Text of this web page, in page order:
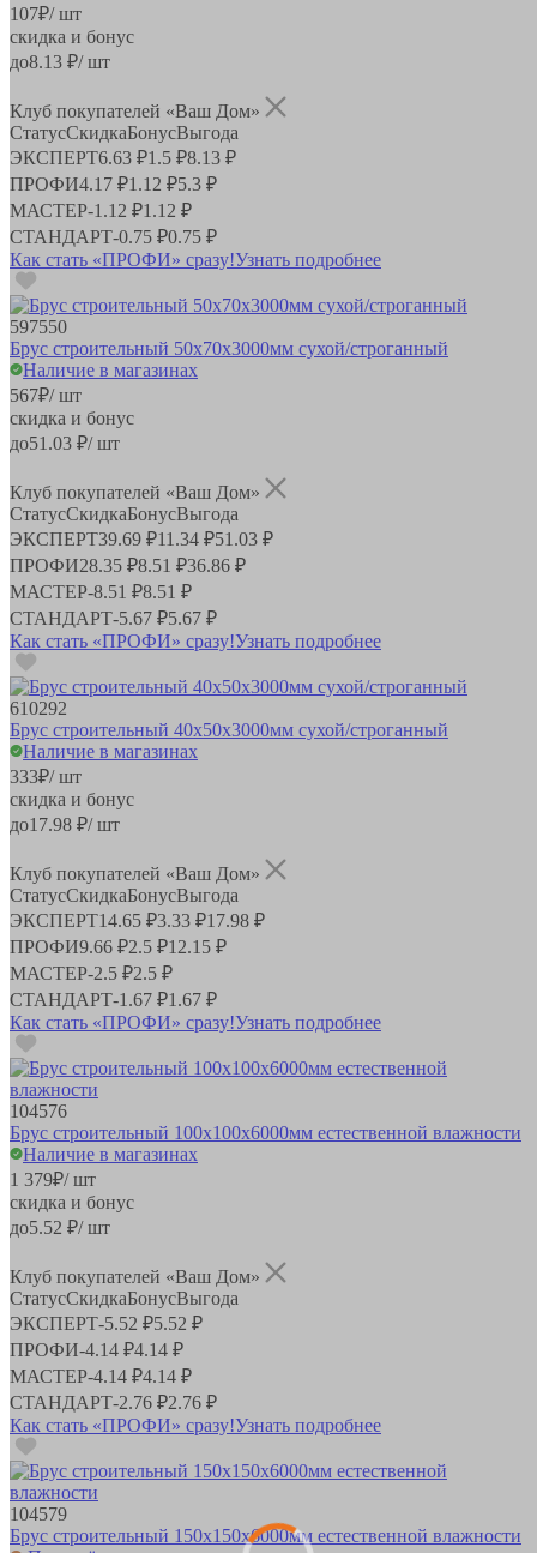
107₽/ шт
скидка и бонус
до8.13 ₽/ шт
Клуб покупателей «Ваш Дом»
СтатусСкидкаБонусВыгода
ЭКСПЕРТ6.63 ₽1.5 ₽8.13 ₽
ПРОФИ4.17 ₽1.12 ₽5.3 ₽
МАСТЕР-1.12 ₽1.12 ₽
СТАНДАРТ-0.75 ₽0.75 ₽
Как стать «ПРОФИ» сразу!Узнать подробнее
597550
Брус строительный 50х70х3000мм сухой/строганный
Наличие в магазинах
567₽/ шт
скидка и бонус
до51.03 ₽/ шт
Клуб покупателей «Ваш Дом»
СтатусСкидкаБонусВыгода
ЭКСПЕРТ39.69 ₽11.34 ₽51.03 ₽
ПРОФИ28.35 ₽8.51 ₽36.86 ₽
МАСТЕР-8.51 ₽8.51 ₽
СТАНДАРТ-5.67 ₽5.67 ₽
Как стать «ПРОФИ» сразу!Узнать подробнее
610292
Брус строительный 40х50х3000мм сухой/строганный
Наличие в магазинах
333₽/ шт
скидка и бонус
до17.98 ₽/ шт
Клуб покупателей «Ваш Дом»
СтатусСкидкаБонусВыгода
ЭКСПЕРТ14.65 ₽3.33 ₽17.98 ₽
ПРОФИ9.66 ₽2.5 ₽12.15 ₽
МАСТЕР-2.5 ₽2.5 ₽
СТАНДАРТ-1.67 ₽1.67 ₽
Как стать «ПРОФИ» сразу!Узнать подробнее
104576
Брус строительный 100х100х6000мм естественной влажности
Наличие в магазинах
1 379₽/ шт
скидка и бонус
до5.52 ₽/ шт
Клуб покупателей «Ваш Дом»
СтатусСкидкаБонусВыгода
ЭКСПЕРТ-5.52 ₽5.52 ₽
ПРОФИ-4.14 ₽4.14 ₽
МАСТЕР-4.14 ₽4.14 ₽
СТАНДАРТ-2.76 ₽2.76 ₽
Как стать «ПРОФИ» сразу!Узнать подробнее
104579
Брус строительный 150х150х6000мм естественной влажности